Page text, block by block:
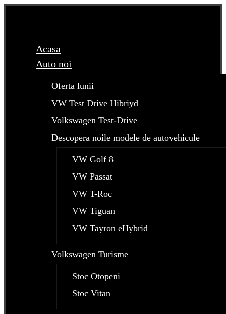
Acasa
Auto noi
Oferta lunii
VW Test Drive Hibriyd
Volkswagen Test-Drive
Descopera noile modele de autovehicule
VW Golf 8
VW Passat
VW T-Roc
VW Tiguan
VW Tayron eHybrid
Volkswagen Turisme
Stoc Otopeni
Stoc Vitan